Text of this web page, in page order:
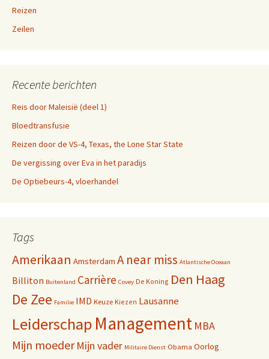
Reizen
Zeilen
Recente berichten
Reis door Maleisië (deel 1)
Bloedtransfusie
Reizen door de VS-4, Texas, the Lone Star State
De vergissing over Eva in het paradijs
De Optiebeurs-4, vloerhandel
Tags
Amerikaan Amsterdam A near miss Atlantische Oceaan
Billiton Buitenland Carrière Covey De Koning Den Haag
De Zee Familie IMD Keuze Kiezen Lausanne
Leiderschap Management MBA
Mijn moeder Mijn vader Militaire Dienst Obama Oorlog